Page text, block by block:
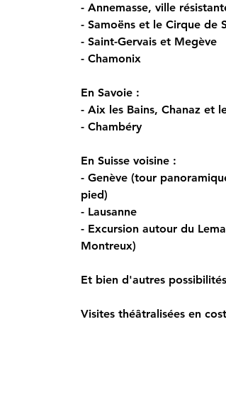
- Annemasse, ville
- Samoëns et le Cirque de
- Saint-Gervais et Megève
- Chamonix
En Savoie :
- Aix les Bains, Chanaz et
- Chambéry
En Suisse voisine :
- Genève (tour
pied)
- Lausanne
- Excursion autour du
Montreux)
Et bien d'autres
Visites théâtralisées en